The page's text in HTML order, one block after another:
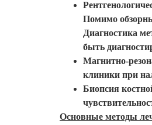
Помимо
Диагностика
быть
Магнитно-
клиники при
Биопсия
Основные методы